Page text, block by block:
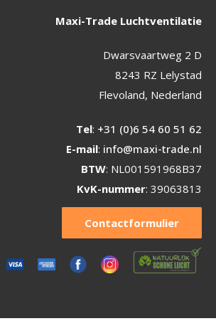
Maxi-Trade Luchtventilatie
Dwarsvaartweg 2 D
8243 RZ Lelystad
Flevoland, Nederland
Tel: +31 (0)6 54 60 51 62
E-mail: info@maxi-trade.nl
BTW: NL001591968B37
KvK-nummer: 39063813
Contactformulier